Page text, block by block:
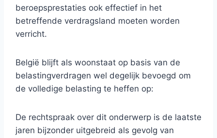
beroepsprestaties ook effectief in het
betreffende verdragsland moeten worden
verricht.
België blijft als woonstaat op basis van de
belastingverdragen wel degelijk bevoegd om
de volledige belasting te heffen op:
De rechtspraak over dit onderwerp is de laatste
jaren bijzonder uitgebreid als gevolg van